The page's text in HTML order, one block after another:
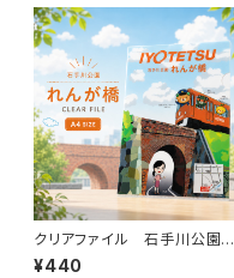
クリアファイル 石手川公園れ
んが橋
¥440